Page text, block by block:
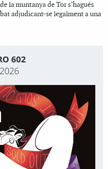
la muntanya de Tor s’hagués
adjudicant-se legalment a una
602